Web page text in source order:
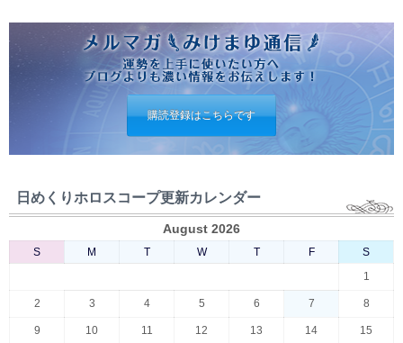
購読登録はこちらです
日めくりホロスコープ更新カレンダー
August 2026
S M T W T F
S
1
2 3 4 5 6 7 8
9 10 11 12 13 14 15